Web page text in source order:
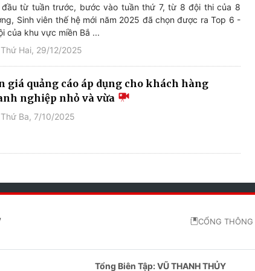
đầu từ tuần trước, bước vào tuần thứ 7, từ 8 đội thi của 8
Sinh viên thế hệ mới năm 2025 đã chọn được ra Top 6 -
của khu vực miền Bắ ...
Thứ Hai, 29/12/2025
giá quảng cáo áp dụng cho khách hàng
nghiệp nhỏ và vừa
Thứ Ba, 7/10/2025
CỔNG
Tổng Biên Tập:VŨ THANH THỦY